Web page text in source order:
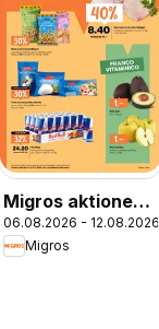
Migros aktionen
IT
06.08.2026 - 12.08.2026
Migros